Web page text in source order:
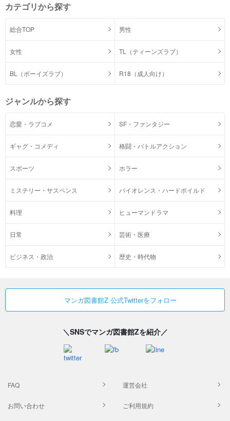
カテゴリから探す
総合TOP 男性
女性 TL（ティーンズラブ）
BL（ボーイズラブ） R18（成人向け）
ジャンルから探す
恋愛・ラブコメ SF・ファンタジー
ギャグ・コメディ 格闘・バトルアクション
スポーツ ホラー
ミステリー・サスペンス バイオレンス・ハードボイルド
料理 ヒューマンドラマ
日常 芸術・医療
ビジネス・政治 歴史・時代物
マンガ図書館Z 公式Twitterをフォロー
＼SNSでマンガ図書館Zを紹介／
FAQ 運営会社
お問い合わせ ご利用規約